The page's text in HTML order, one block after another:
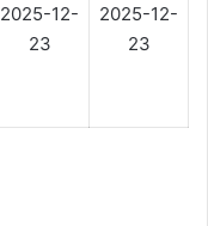
2025-12-
23
2025-12-
23